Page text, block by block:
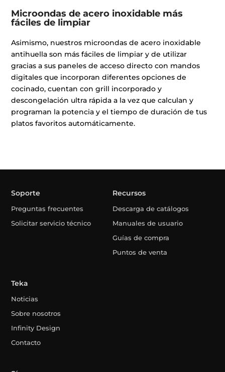
Microondas de acero inoxidable más
fáciles de limpiar
Asimismo, nuestros microondas de acero inoxidable
antihuella son más fáciles de limpiar y de utilizar
gracias a sus paneles de acceso directo con mandos
digitales que incorporan diferentes opciones de
cocinado, cuentan con grill incorporado y
descongelación ultra rápida a la vez que calculan y
programan la potencia y el tiempo de duración de tus
platos favoritos automáticamente.
Soporte
Preguntas frecuentes
Solicitar servicio técnico
Recursos
Descarga de catálogos
Manuales de usuario
Guías de compra
Puntos de venta
Teka
Noticias
Sobre nosotros
Infinity Design
Contacto